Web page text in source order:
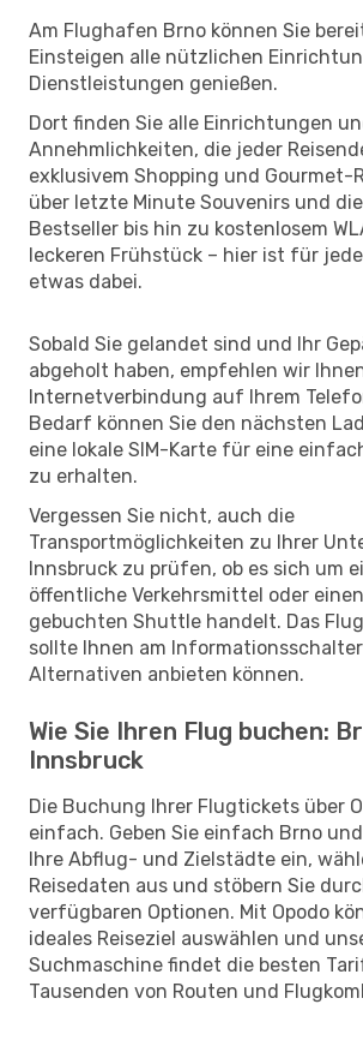
Am Flughafen Brno können Sie
Einsteigen alle nützlichen
Dienstleistungen genießen.
Dort finden Sie alle Einrichtungen
Annehmlichkeiten, die jeder
exklusivem Shopping und Gourmet-
über letzte Minute Souvenirs und
Bestseller bis hin zu kostenlosem
leckeren Frühstück – hier ist für
etwas dabei.
Sobald Sie gelandet sind und Ihr
abgeholt haben, empfehlen wir
Internetverbindung auf Ihrem
Bedarf können Sie den nächsten
eine lokale SIM-Karte für eine
zu erhalten.
Vergessen Sie nicht, auch die
Transportmöglichkeiten zu Ihrer
Innsbruck zu prüfen, ob es sich um
öffentliche Verkehrsmittel oder
gebuchten Shuttle handelt. Das
sollte Ihnen am
Alternativen anbieten können.
Wie Sie Ihren Flug buchen:
Innsbruck
Die Buchung Ihrer Flugtickets über
einfach. Geben Sie einfach Brno
Ihre Abflug- und Zielstädte ein,
Reisedaten aus und stöbern Sie
verfügbaren Optionen. Mit Opodo
ideales Reiseziel auswählen und
Suchmaschine findet die besten
Tausenden von Routen und